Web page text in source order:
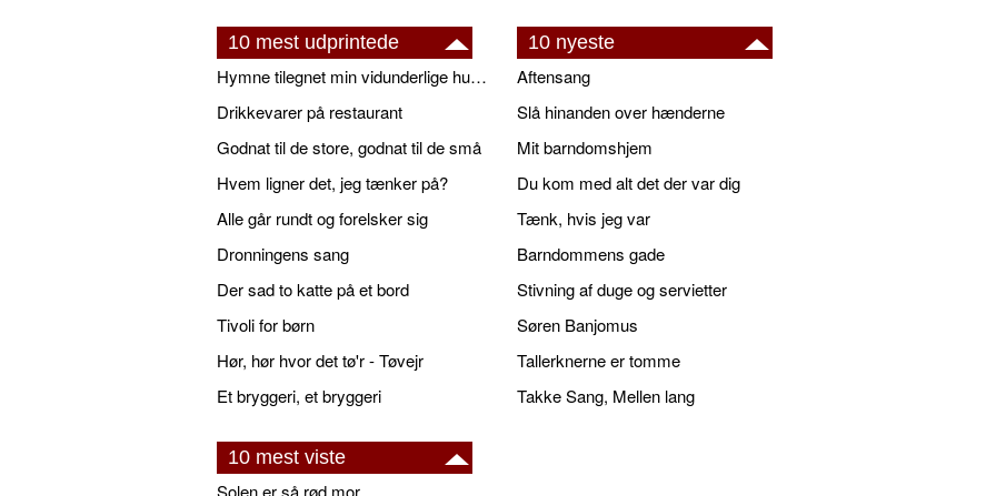
10 mest udprintede
Hymne tilegnet min vidunderlige husbond
Drikkevarer på restaurant
Godnat til de store, godnat til de små
Hvem ligner det, jeg tænker på?
Alle går rundt og forelsker sig
Dronningens sang
Der sad to katte på et bord
Tivoli for børn
Hør, hør hvor det tø'r - Tøvejr
Et bryggeri, et bryggeri
10 nyeste
Aftensang
Slå hinanden over hænderne
Mit barndomshjem
Du kom med alt det der var dig
Tænk, hvis jeg var
Barndommens gade
Stivning af duge og servietter
Søren Banjomus
Tallerknerne er tomme
Takke Sang, Mellen lang
10 mest viste
Solen er så rød mor